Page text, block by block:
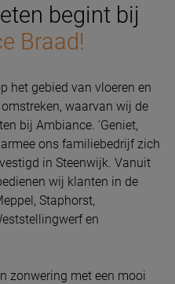
begint bij
Braad!
het gebied van vloeren en
waarvan wij de
bij Ambiance. ‘Geniet,
ons familiebedrijf zich
in Steenwijk. Vanuit
wij klanten in de
Staphorst,
en
zonwering met een mooi